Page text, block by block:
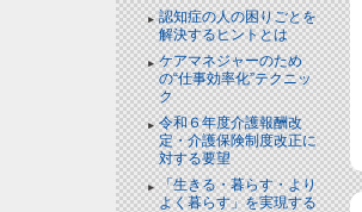
認知症の人の困りごとを
解決するヒントとは
ケアマネジャーのため
の“仕事効率化”テクニッ
ク
令和６年度介護報酬改
定・介護保険制度改正に
対する要望
「生きる・暮らす・より
よく暮らす」を実現する